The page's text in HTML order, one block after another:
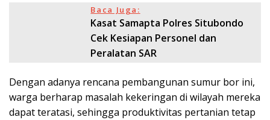
Baca Juga:
Kasat Samapta Polres Situbondo
Cek Kesiapan Personel dan
Peralatan SAR
Dengan adanya rencana pembangunan sumur bor ini,
warga berharap masalah kekeringan di wilayah mereka
dapat teratasi, sehingga produktivitas pertanian tetap